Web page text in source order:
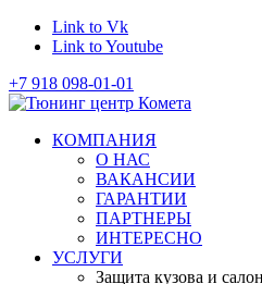
Link to Vk
Link to Youtube
+7 918 098-01-01
КОМПАНИЯ
О НАС
ВАКАНСИИ
ГАРАНТИИ
ПАРТНЕРЫ
ИНТЕРЕСНО
УСЛУГИ
Защита кузова и